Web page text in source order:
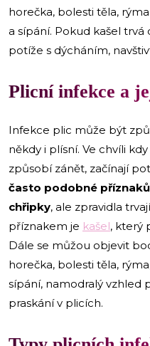
horečka, bolesti těla,
a sípání. Pokud kašel
potíže s dýcháním,
Plicní infekce a
Infekce plic může být
někdy i plísní. Ve chvíli
způsobí zánět, začínají
často podobné
chřipky, ale zpravidla
příznakem je kašel, který
Dále se můžou objevit
horečka, bolesti těla,
sípání, namodralý vzhled
praskání v plicích.